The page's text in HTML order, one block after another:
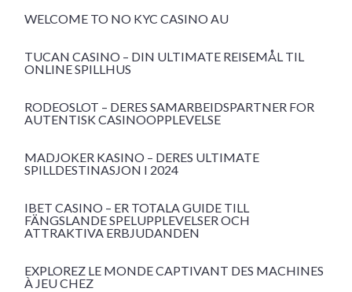
WELCOME TO NO KYC CASINO AU
TUCAN CASINO – DIN ULTIMATE REISEMÅL TIL
ONLINE SPILLHUS
RODEOSLOT – DERES SAMARBEIDSPARTNER FOR
AUTENTISK CASINOOPPLEVELSE
MADJOKER KASINO – DERES ULTIMATE
SPILLDESTINASJON I 2024
IBET CASINO – ER TOTALA GUIDE TILL
FÄNGSLANDE SPELUPPLEVELSER OCH
ATTRAKTIVA ERBJUDANDEN
EXPLOREZ LE MONDE CAPTIVANT DES MACHINES
À JEU CHEZ